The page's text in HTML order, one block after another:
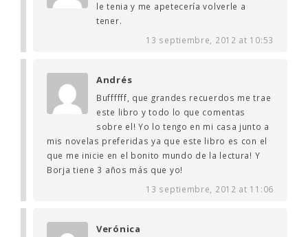
le tenia y me apetecería volverle a
tener.
13 septiembre, 2012 at 10:53
Andrés
Buffffff, que grandes recuerdos me trae
este libro y todo lo que comentas
sobre el! Yo lo tengo en mi casa junto a
mis novelas preferidas ya que este libro es con el
que me inicie en el bonito mundo de la lectura! Y
Borja tiene 3 años más que yo!
13 septiembre, 2012 at 11:06
Verónica